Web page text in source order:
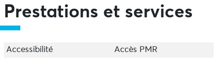
96, réservation au 06 61 65 60 16)
• Le port de Porsguen : point de départ des stages et
de la location (le
• La plage de Porsmeur : pour l’école municipale de
Prestations et services
Accessibilité Accès PMR